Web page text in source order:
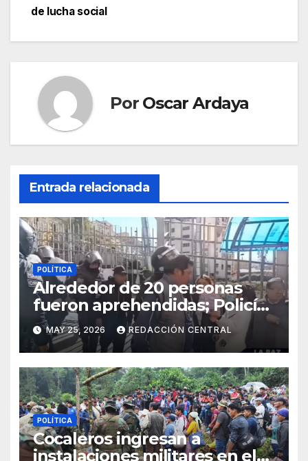
de lucha social
Por Oscar Ardaya
Entrada relacionada
POLÍTICA
Alrededor de 20 personas
fueron aprehendidas; Policía
gasifica e impide ingreso de
manifestantes a plaza Murillo
MAY 25, 2026 REDACCIÓN CENTRAL
POLÍTICA
Cocaleros ingresan a
instalaciones militares en el